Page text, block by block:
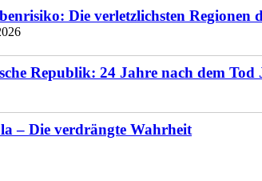
Die verletzlichsten Regionen
Republik: 24 Jahre nach dem Tod
– Die verdrängte Wahrheit